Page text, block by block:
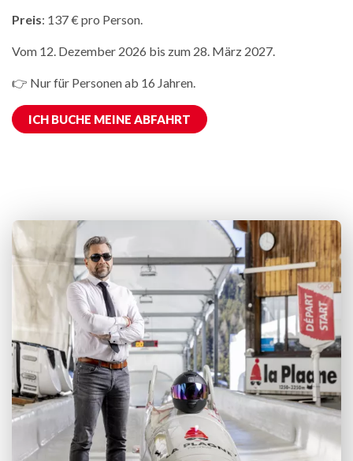
Preis: 137 € pro Person.
Vom 12. Dezember 2026 bis zum 28. März 2027.
👉 Nur für Personen ab 16 Jahren.
ICH BUCHE MEINE ABFAHRT